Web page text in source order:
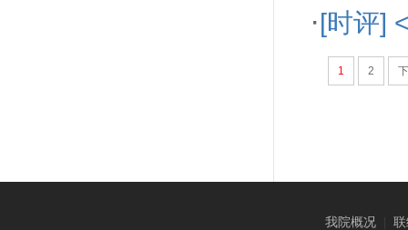
·[时评]
1 2
我院概况